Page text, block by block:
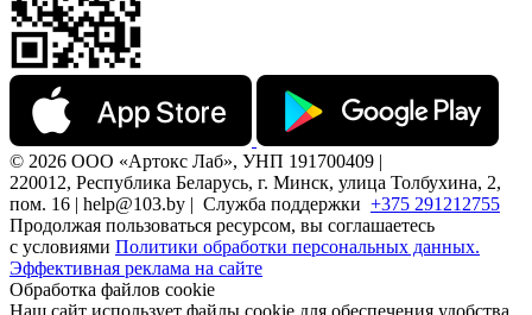
© 2026 ООО «Артокс Лаб», УНП 191700409 |
220012, Республика Беларусь, г. Минск, улица Толбухина, 2,
пом. 16 | help@103.by | Служба поддержки +375 291212755
Продолжая пользоваться ресурсом, вы соглашаетесь
с условиями Политики обработки персональных данных.
Эффективная реклама на сайте
Обработка файлов cookie
Наш сайт использует файлы cookie для обеспечения удобства